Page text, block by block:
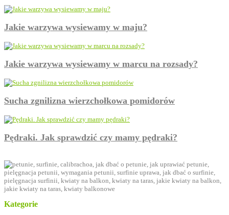
Jakie warzywa wysiewamy w maju?
Jakie warzywa wysiewamy w marcu na rozsady?
Sucha zgnilizna wierzchołkowa pomidorów
Pędraki. Jak sprawdzić czy mamy pędraki?
Kategorie